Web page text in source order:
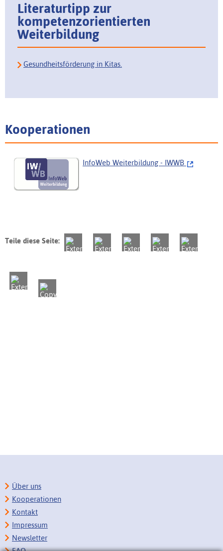
Literaturtipp zur
kompetenzorientierten
Weiterbildung
Gesundheitsförderung in Kitas.
Kooperationen
InfoWeb Weiterbildung - IWWB
Teile diese Seite:
Über uns
Kooperationen
Kontakt
Impressum
Newsletter